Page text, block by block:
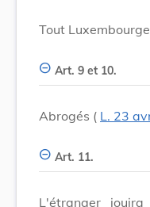
Tout
Art. 9 et 10.
Abrogés ( L. 23
Art. 11.
L'étranger